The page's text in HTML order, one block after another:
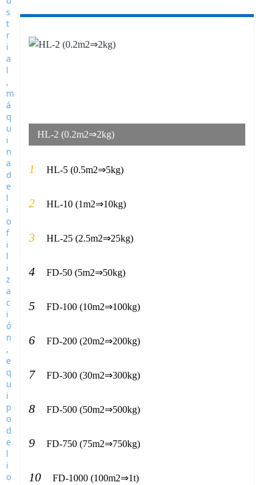
HL-2 (0.2m2⇒2kg)
1 HL-5 (0.5m2⇒5kg)
2 HL-10 (1m2⇒10kg)
3 HL-25 (2.5m2⇒25kg)
4 FD-50 (5m2⇒50kg)
5 FD-100 (10m2⇒100kg)
6 FD-200 (20m2⇒200kg)
7 FD-300 (30m2⇒300kg)
8 FD-500 (50m2⇒500kg)
9 FD-750 (75m2⇒750kg)
10 FD-1000 (100m2⇒1t)